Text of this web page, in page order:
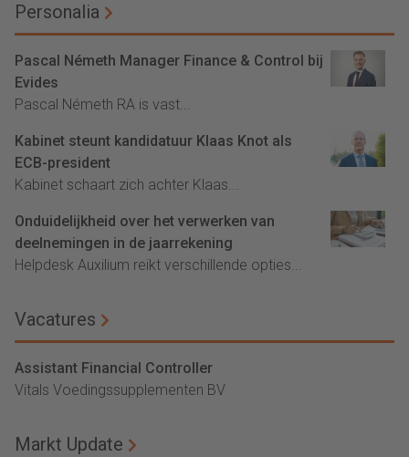
Personalia
Pascal Németh Manager Finance & Control bij
Evides
Pascal Németh RA is vast...
Kabinet steunt kandidatuur Klaas Knot als
ECB-president
Kabinet schaart zich achter Klaas...
Onduidelijkheid over het verwerken van
deelnemingen in de jaarrekening
Helpdesk Auxilium reikt verschillende opties...
Vacatures
Assistant Financial Controller
Vitals Voedingssupplementen BV
Markt Update